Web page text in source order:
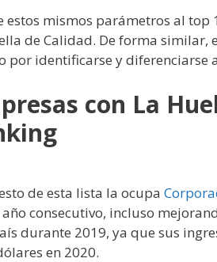
estos mismos parámetros al
de Calidad. De forma similar,
por identificarse y diferenciarse
con La
de esta lista la ocupa
consecutivo, incluso
durante 2019, ya que sus
en 2020.